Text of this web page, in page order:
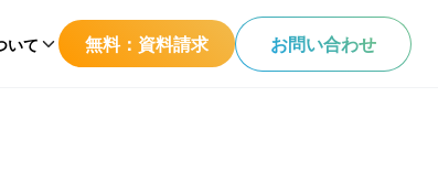
いて 無料：資料請求 お問い合わせ